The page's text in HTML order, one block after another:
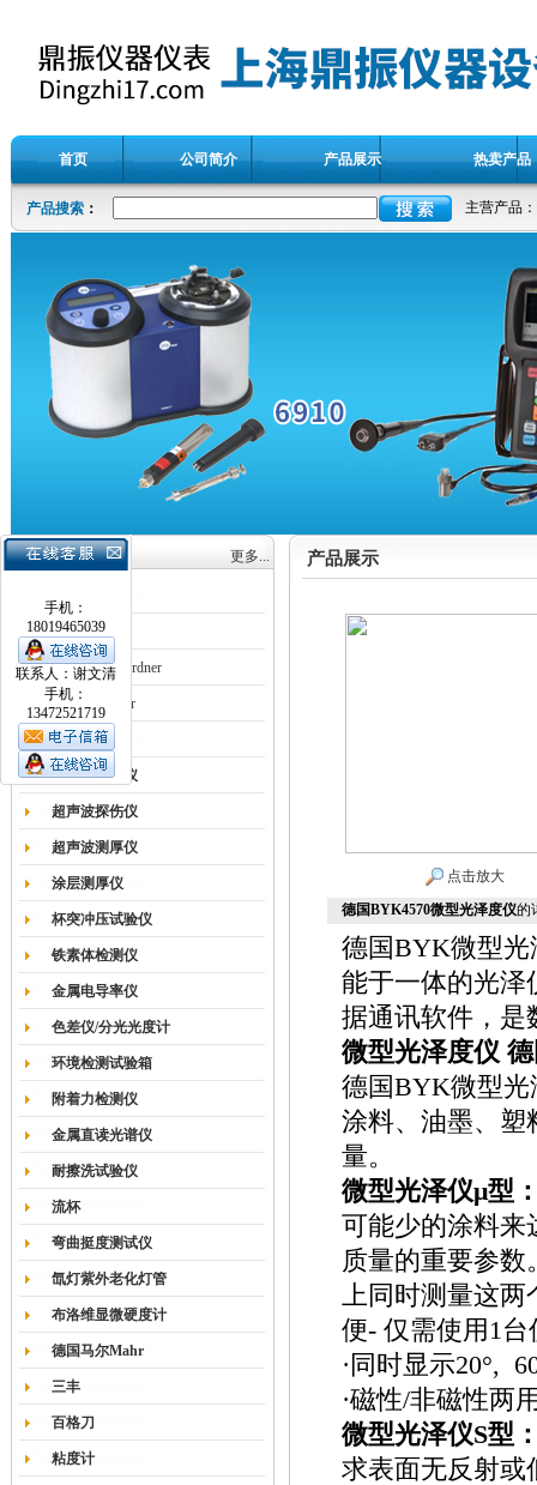
首页 公司简介 产品展示 热卖产品
产品搜索： 主营产品：
手机：
18019465039
联系人：谢文清
手机：
13472521719
产品目录 更多...
德国Erichsen
德国BYK-Gardner
英国Elcometer
耐磨试验机
色差仪光泽仪
超声波探伤仪
超声波测厚仪
涂层测厚仪
杯突冲压试验仪
铁素体检测仪
金属电导率仪
色差仪/分光光度计
环境检测试验箱
附着力检测仪
金属直读光谱仪
耐擦洗试验仪
流杯
弯曲挺度测试仪
氙灯紫外老化灯管
布洛维显微硬度计
德国马尔Mahr
三丰
百格刀
粘度计
产品展示
点击放大
德国BYK4570微型光泽度仪的
德国BYK微型光
能于一体的光泽
据通讯软件，是
微型光泽度仪
德国BYK微型光
涂料、油墨、塑
量。
微型光泽仪μ型
可能少的涂料来
质量的重要参数
上同时测量这两
便- 仅需使用1台
·同时显示20°,
·磁性/非磁性两
微型光泽仪S型
求表面无反射或